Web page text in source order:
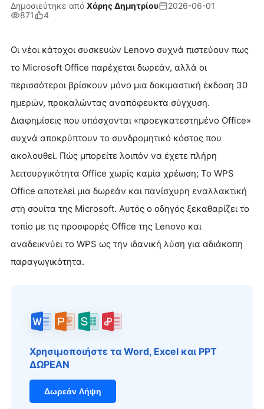
Δημοσιεύτηκε από Χάρης Δημητρίου
2026-06-01
871
4
Οι νέοι κάτοχοι συσκευών Lenovo συχνά πιστεύουν πως
το Microsoft Office παρέχεται δωρεάν, αλλά οι
περισσότεροι βρίσκουν μόνο μια δοκιμαστική έκδοση 30
ημερών, προκαλώντας αναπόφευκτα σύγχυση.
Διαφημίσεις που υπόσχονται «προεγκατεστημένο Office»
συχνά αποκρύπτουν το συνδρομητικό κόστος που
ακολουθεί. Πώς μπορείτε λοιπόν να έχετε πλήρη
λειτουργικότητα Office χωρίς καμία χρέωση; Το WPS
Office αποτελεί μια δωρεάν και πανίσχυρη εναλλακτική
στη σουίτα της Microsoft. Αυτός ο οδηγός ξεκαθαρίζει το
τοπίο με τις προσφορές Office της Lenovo και
αναδεικνύει το WPS ως την ιδανική λύση για αδιάκοπη
παραγωγικότητα.
Χρησιμοποιήστε τα Word, Excel και PPT
ΔΩΡΕΑΝ
Δωρεάν Λήψη